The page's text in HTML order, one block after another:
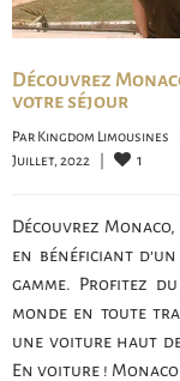
Découvrez
votre séjour
Par Kingdom Limousines
Juillet, 2022
1
Découvrez
en bénéficiant
gamme. Profitez
monde en toute
une voiture haut
En voiture !